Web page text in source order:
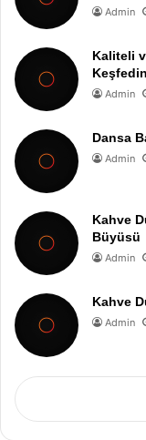
Admin
Kaliteli
Keşfedin
Admin
Dansa
Admin
Kahve
Büyüsü
Admin
Kahve
Admin